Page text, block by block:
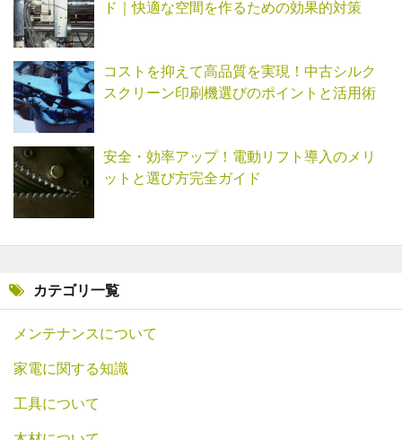
ド｜快適な空間を作るための効果的対策
コストを抑えて高品質を実現！中古シルク
スクリーン印刷機選びのポイントと活用術
安全・効率アップ！電動リフト導入のメリ
ットと選び方完全ガイド
カテゴリ一覧
メンテナンスについて
家電に関する知識
工具について